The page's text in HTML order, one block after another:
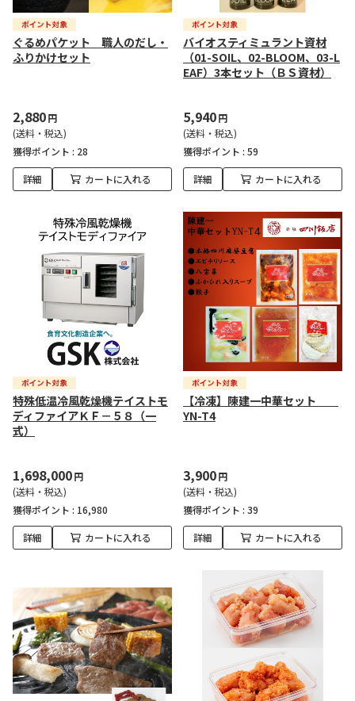
ぐるめパケット 職人のだし・
ふりかけセット
2,880円
(送料・税込)
獲得ポイント : 28
詳細 カートに入れる
バイオスティミュラント資材
（01-SOIL、02-BLOOM、03-L
EAF）3本セット（ＢＳ資材）
5,940円
(送料・税込)
獲得ポイント : 59
詳細 カートに入れる
特殊低温冷風乾燥機テイストモ
ディファイアＫＦ－５８（一
式）
1,698,000円
(送料・税込)
獲得ポイント : 16,980
詳細 カートに入れる
【冷凍】陳建一中華セット
YN-T4
3,900円
(送料・税込)
獲得ポイント : 39
詳細 カートに入れる